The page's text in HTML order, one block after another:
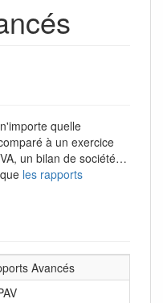
quelle
à un exercice
un bilan de société…
les rapports
Avancés